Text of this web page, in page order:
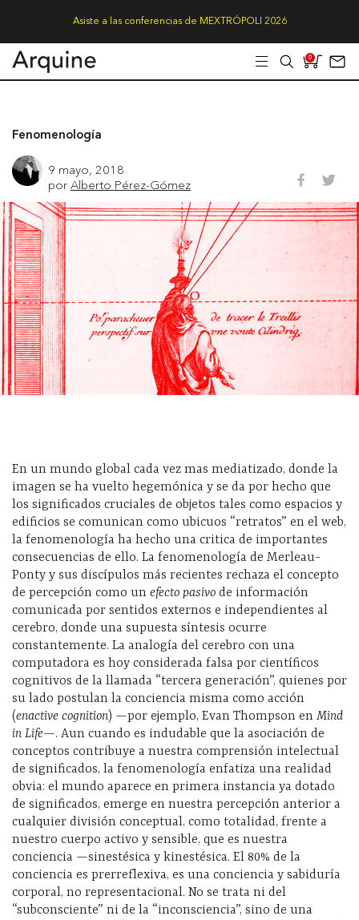
Asiste a las conferencias de MEXTRÓPOLI 2026
0
Fenomenología
9 mayo, 2018
por Alberto Pérez-Gómez
En un mundo global cada vez mas mediatizado, donde la
imagen se ha vuelto hegemónica y se da por hecho que
los significados cruciales de objetos tales como espacios y
edificios se comunican como ubicuos “retratos” en el web,
la fenomenología ha hecho una critica de importantes
consecuencias de ello. La fenomenología de Merleau-
Ponty y sus discípulos más recientes rechaza el concepto
de percepción como un efecto pasivo de información
comunicada por sentidos externos e independientes al
cerebro, donde una supuesta síntesis ocurre
constantemente. La analogía del cerebro con una
computadora es hoy considerada falsa por científicos
cognitivos de la llamada “tercera generación”, quienes por
su lado postulan la conciencia misma como acción
(enactive cognition) —por ejemplo, Evan Thompson en Mind
in Life—. Aun cuando es indudable que la asociación de
conceptos contribuye a nuestra comprensión intelectual
de significados, la fenomenología enfatiza una realidad
obvia: el mundo aparece en primera instancia ya dotado
de significados, emerge en nuestra percepción anterior a
cualquier división conceptual, como totalidad, frente a
nuestro cuerpo activo y sensible, que es nuestra
conciencia —sinestésica y kinestésica. El 80% de la
conciencia es prerreflexiva, es una conciencia y sabiduría
corporal, no representacional. No se trata ni del
“subconsciente” ni de la “inconsciencia”, sino de una